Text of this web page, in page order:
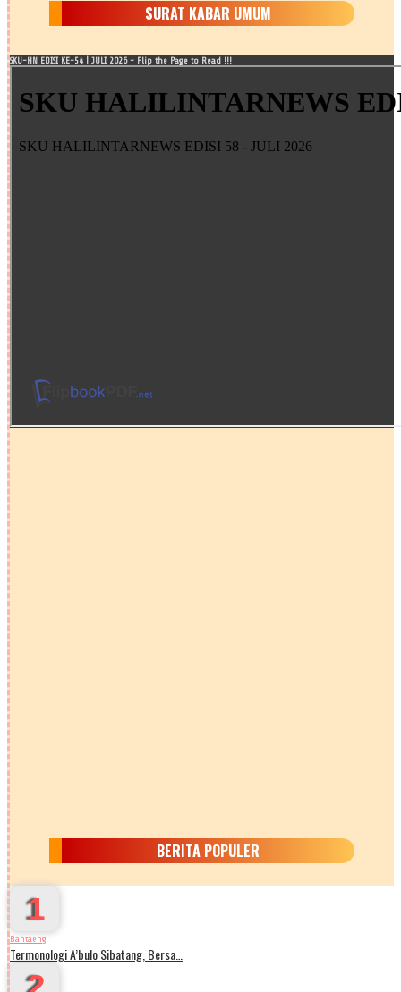
SURAT KABAR UMUM
SKU-HN EDISI KE-54 | JULI 2026 - Flip the Page to Read !!!
BERITA POPULER
1
Bantaeng
Termonologi A’bulo Sibatang, Bersa…